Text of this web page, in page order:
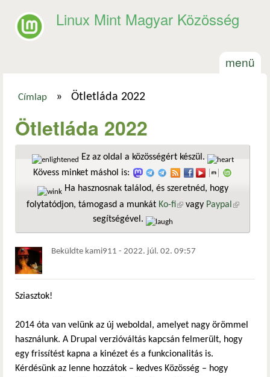
Linux Mint Magyar Közösség
menü
Jelenlegi hely
Címlap » Ötletláda 2022
Ötletláda 2022
Ez az oldal a közösségért készül.
Kövess minket máshol is:
Ha hasznosnak találod, és szeretnéd, hogy
folytatódjon, támogasd a munkát Ko-fi(külső hivatkozás)
vagy Paypal
segítségével.
Beküldte kami911 - 2022. júl. 02. 09:57
Sziasztok!
2014 óta van velünk az új weboldal, amelyet nagy örömmel
használunk. A Drupal verzióváltás kapcsán felmerült, hogy
egy frissítést kapna a kinézet és a funkcionalitás is.
Kérdésünk az lenne hozzátok – kedves Közösség – hogy